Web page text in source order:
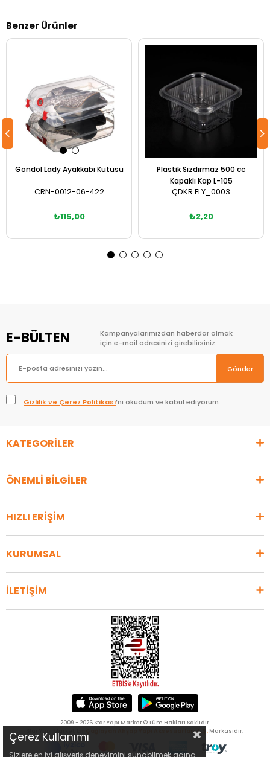
Benzer Ürünler
Gondol Lady Ayakkabı Kutusu
CRN-0012-06-422
₺115,00
Plastik Sızdırmaz 500 cc
Kapaklı Kap L-105
ÇDKR.FLY_0003
₺2,20
E-BÜLTEN
Kampanyalarımızdan haberdar olmak
için e-mail adresinizi girebilirsiniz.
Gönder
Gizlilik ve Çerez Politikası’nı okudum ve kabul ediyorum.
KATEGORİLER
ÖNEMLİ BİLGİLER
HIZLI ERİŞİM
KURUMSAL
İLETİŞİM
2009 - 2026 Star Yapı Market © Tüm Hakları Saklıdır.
Çağlayan Ahşap Yapı Aksesuarları A.Ş. Markasıdır.
Çerez Kullanımı
Sizlere en iyi alışveriş deneyimini sunabilmek adına